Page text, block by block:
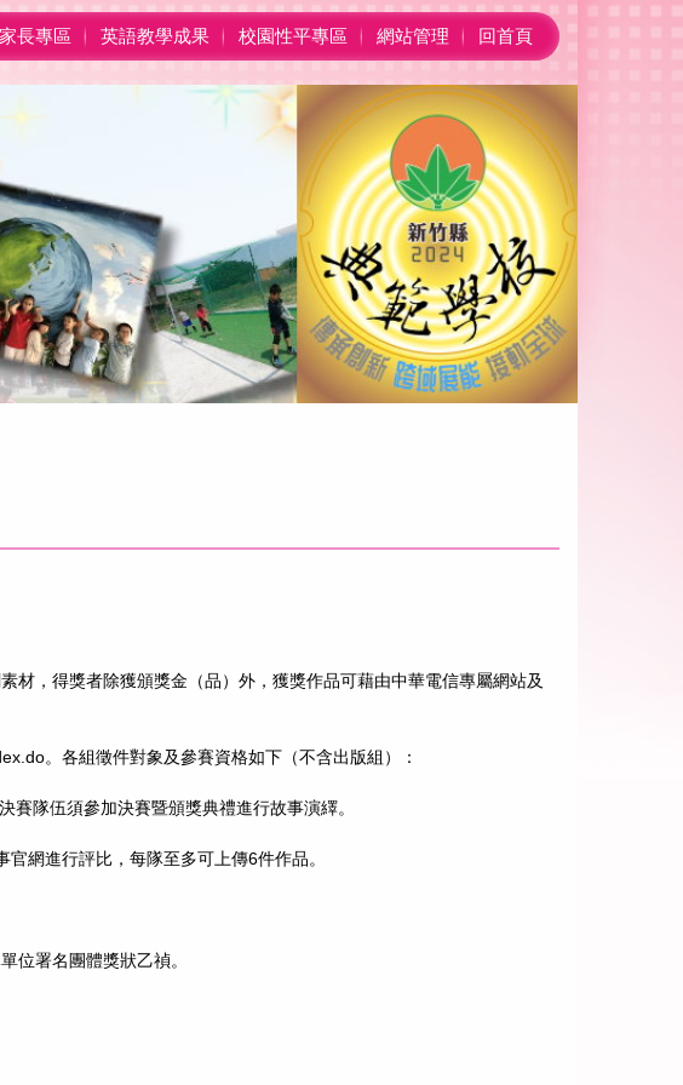
家長專區 英語教學成果 校園性平專區 網站管理 回首頁
材，得獎者除獲頒獎金（品）外，獲獎作品可藉由中華電信專屬網站及
。各組徵件對象及參賽資格如下（不含出版組）：
隊伍須參加決賽暨頒獎典禮進行故事演繹。
網進行評比，每隊至多可上傳6件作品。
位署名團體獎狀乙禎。